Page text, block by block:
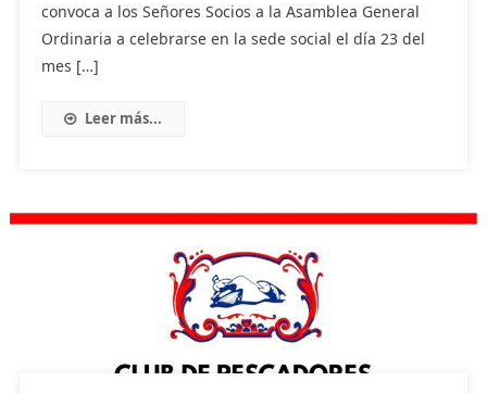
convoca a los Señores Socios a la Asamblea General
Ordinaria a celebrarse en la sede social el día 23 del
mes […]
Leer más...